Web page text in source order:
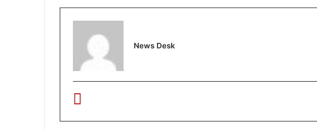
News Desk